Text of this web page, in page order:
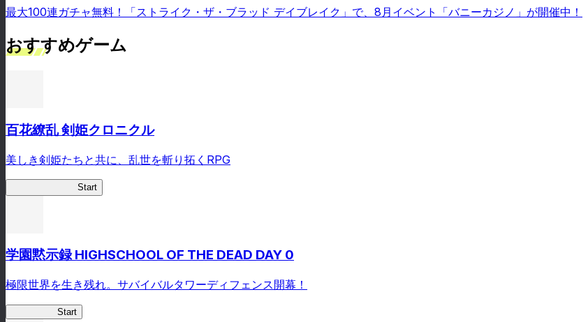
最大100連ガチャ無料！「ストライク・ザ・ブラッド デイブレイク」で、8月イベント「バニーカジノ」が開催中！
おすすめゲーム
百花繚乱 剣姫クロニクル
美しき剣姫たちと共に、乱世を斬り拓くRPG
Start
学園黙示録 HIGHSCHOOL OF THE DEAD DAY 0
極限世界を生き残れ。サバイバルタワーディフェンス開幕！
Start